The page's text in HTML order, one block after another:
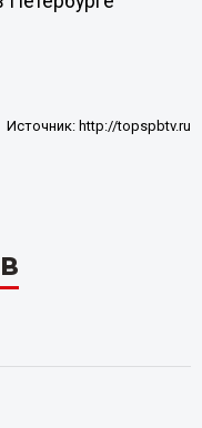
Источник: http://topspbtv.ru